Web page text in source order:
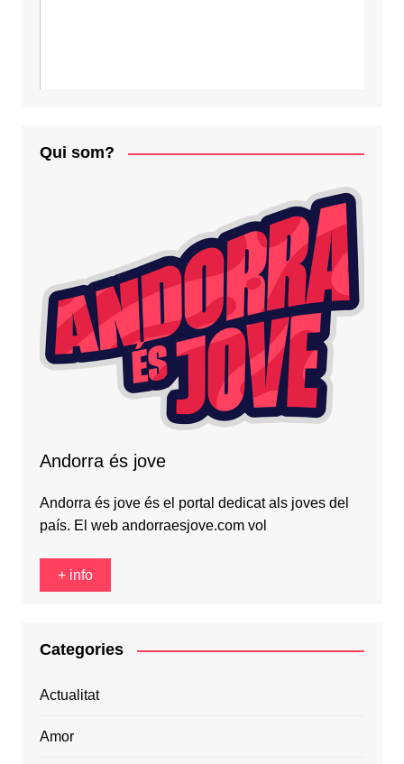
Qui som?
Andorra és jove
Andorra és jove és el portal dedicat als joves del
país. El web andorraesjove.com vol
+ info
Categories
Actualitat
Amor